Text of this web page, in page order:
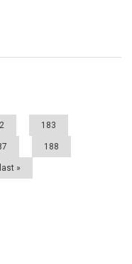
183
188
last »